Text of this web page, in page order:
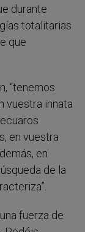
durante
totalitarias
que
“tenemos
vuestra innata
en vuestra
en
de la
fuerza de